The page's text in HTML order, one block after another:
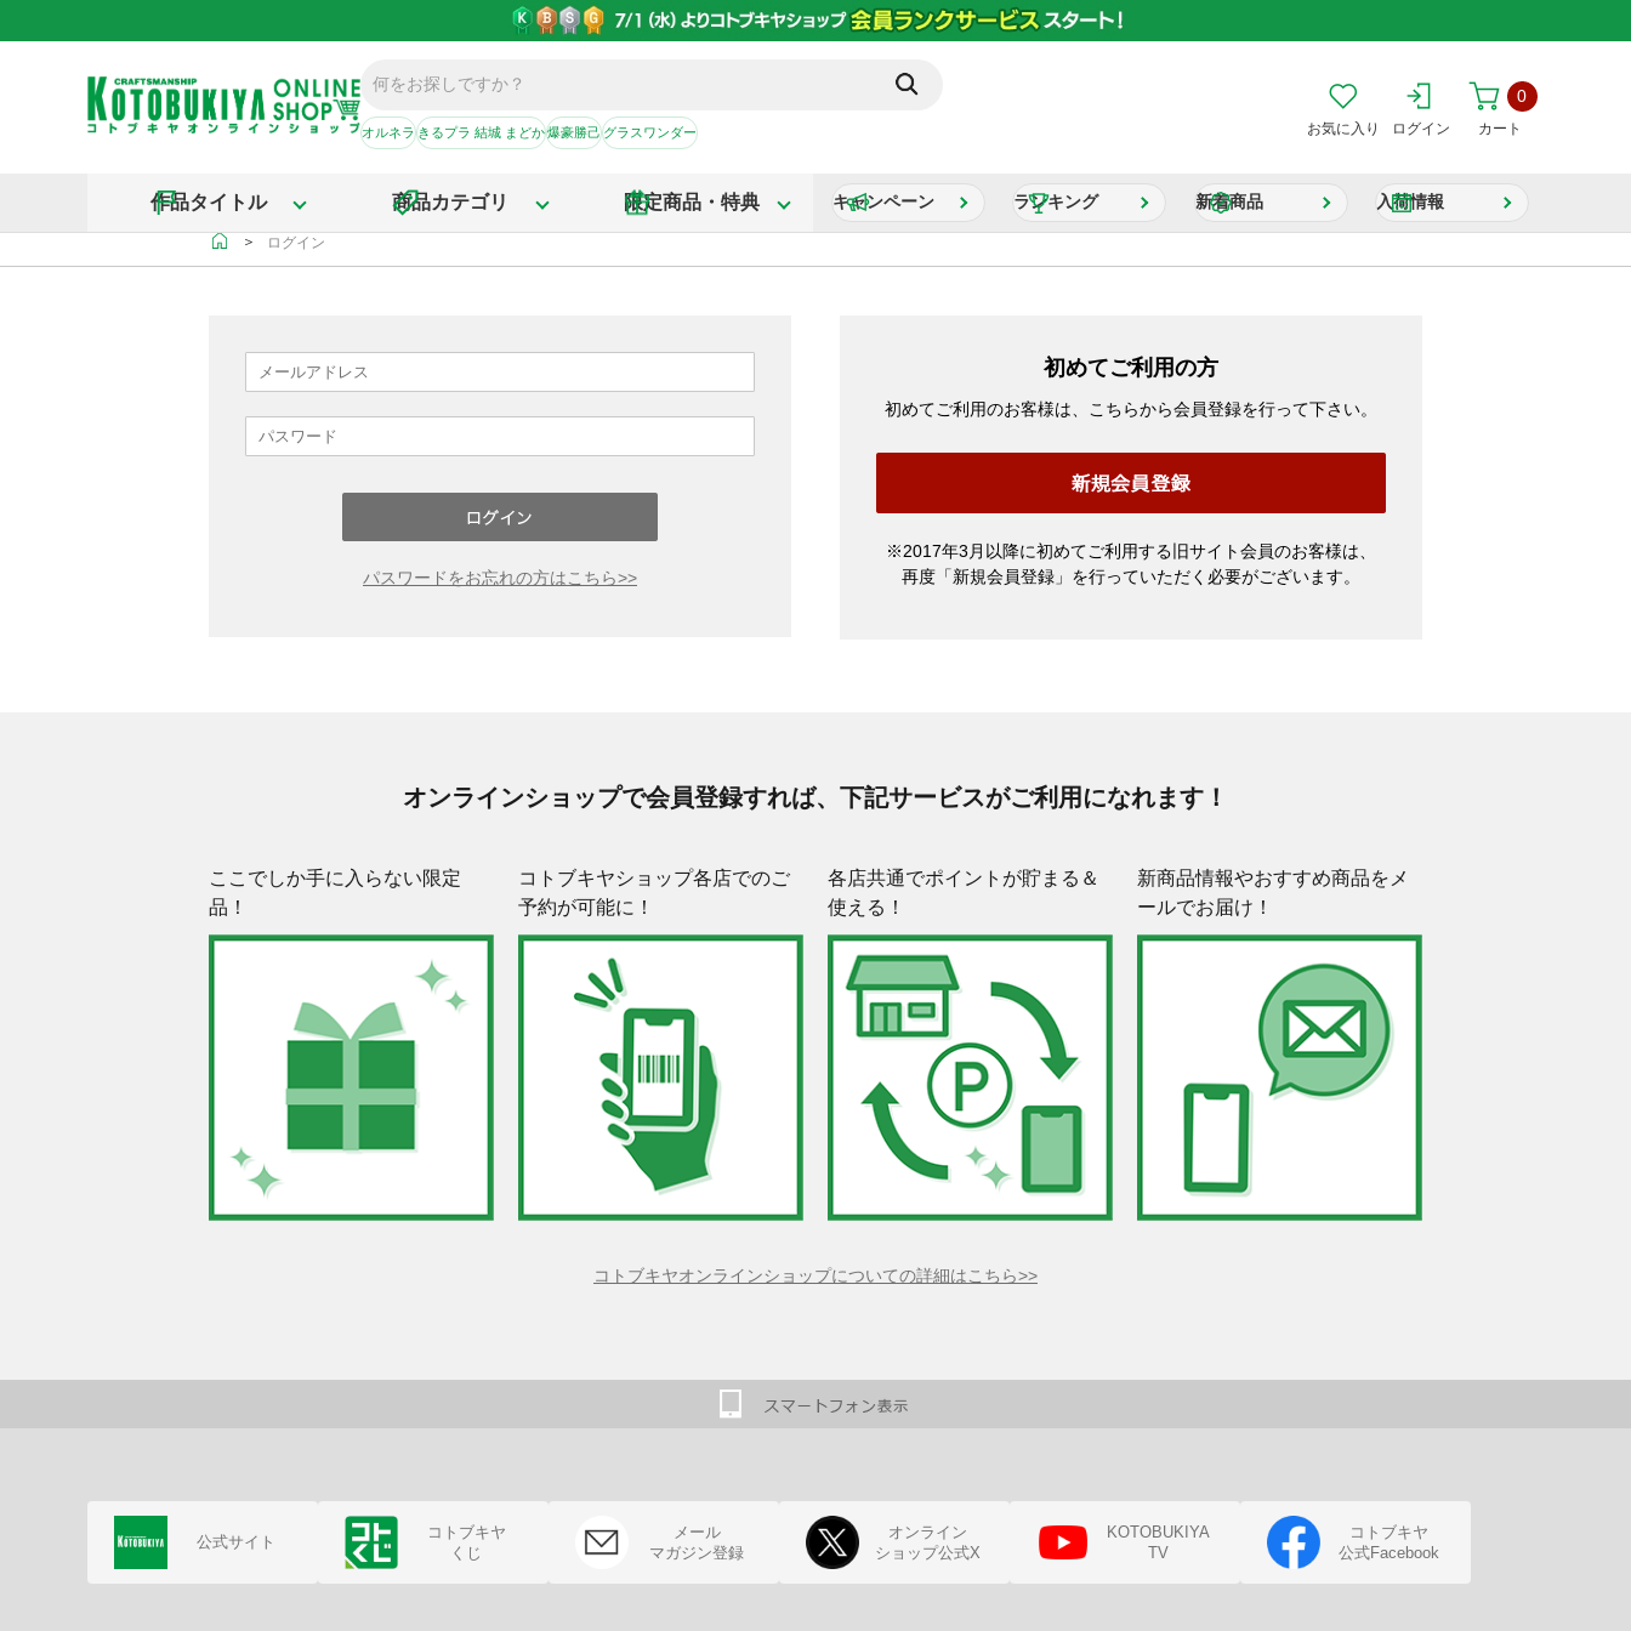
オルネラきるプラ 結城 まどか爆豪勝己グラスワンダー お気に入り ログイン カート
0
作品タイトル 商品カテゴリ 限定商品・特典 キャンペーン ランキング 新着商品 入荷情報
＞ ログイン
パスワードをお忘れの方はこちら>>
初めてご利用の方
初めてご利用のお客様は、こちらから会員登録を行って下さい。
※2017年3月以降に初めてご利用する旧サイト会員のお客様は、
再度「新規会員登録」を行っていただく必要がございます。
オンラインショップで会員登録すれば、下記サービスがご利用になれます！
ここでしか手に入らない限定
品！
コトブキヤショップ各店でのご
予約が可能に！
各店共通でポイントが貯まる＆
使える！
新商品情報やおすすめ商品をメ
ールでお届け！
コトブキヤオンラインショップについての詳細はこちら>>
公式サイト
コトブキヤ
くじ
メール
マガジン登録
オンライン
ショップ公式X
KOTOBUKIYA
TV
コトブキヤ
公式Facebook